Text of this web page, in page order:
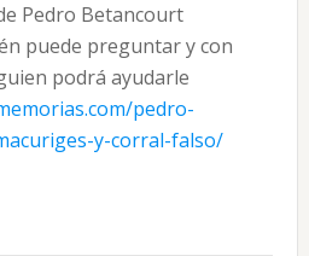
Pedro Betancourt
puede preguntar y con
podrá ayudarle
pedro-
y-corral-falso/